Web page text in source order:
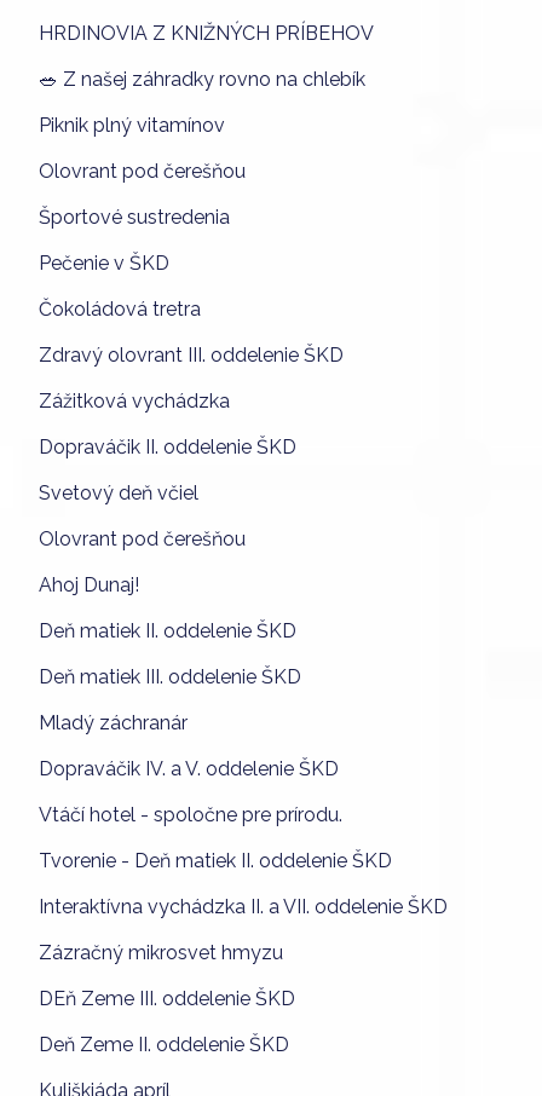
HRDINOVIA Z KNIŽNÝCH PRÍBEHOV
🥗 Z našej záhradky rovno na chlebík
Piknik plný vitamínov
Olovrant pod čerešňou
Športové sustredenia
Pečenie v ŠKD
Čokoládová tretra
Zdravý olovrant III. oddelenie ŠKD
Zážitková vychádzka
Dopraváčik II. oddelenie ŠKD
Svetový deň včiel
Olovrant pod čerešňou
Ahoj Dunaj!
Deň matiek II. oddelenie ŠKD
Deň matiek III. oddelenie ŠKD
Mladý záchranár
Dopraváčik IV. a V. oddelenie ŠKD
Vtáčí hotel - spoločne pre prírodu.
Tvorenie - Deň matiek II. oddelenie ŠKD
Interaktívna vychádzka II. a VII. oddelenie ŠKD
Zázračný mikrosvet hmyzu
DEň Zeme III. oddelenie ŠKD
Deň Zeme II. oddelenie ŠKD
Kuliškiáda apríl